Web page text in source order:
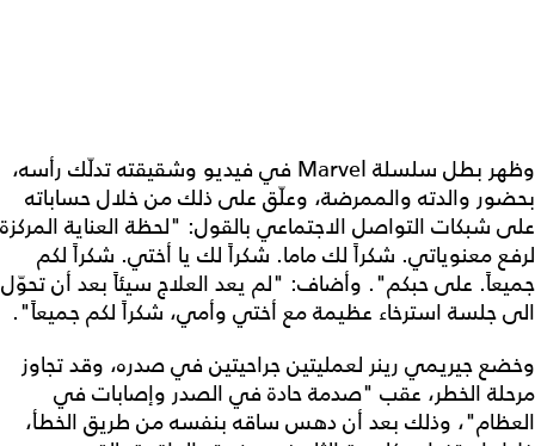
وظهر بطل سلسلة Marvel في فيديو وشقيقته تدلّك رأسه،
بحضور والدته والممرضة، وعلّق على ذلك من خلال حساباته
على شبكات التواصل الاجتماعي بالقول: "لحظة العناية المركزة
لرفع معنوياتي. شكراً لك ماما. شكراً لك يا أختي. شكراً لكم
جميعاً. على حبكم". وأضاف: "لم يعد العلاج سيئاً بعد أن تحوّل
الى جلسة استرخاء عظيمة مع أختي وأمي، شكراً لكم جميعاً".
وخضع جيريمي رينر لعمليتين جراحيتين في صدره، وقد تجاوز
مرحلة الخطر، عقب "صدمة حادة في الصدر وإصابات في
العظام"، وذلك بعد أن دهس ساقه بنفسه من طريق الخطأ،